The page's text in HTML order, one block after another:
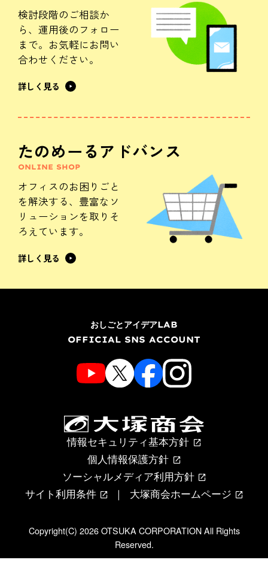
検討段階のご相談か
ら、 運用後のフォロー
まで。 お気軽にお問い
合わせください。
詳しく見る
たのめーるアドバンス
ONLINE SHOP
オフィスのお困りごと
を解決する、 豊富なソ
リューションを取りそ
ろえています。
詳しく見る
おしごとアイデアLAB
OFFICIAL SNS ACCOUNT
情報セキュリティ基本方針
個人情報保護方針
ソーシャルメディア利用方針
サイト利用条件
大塚商会ホームページ
Copyright(C) 2026 OTSUKA CORPORATION All Rights
Reserved.